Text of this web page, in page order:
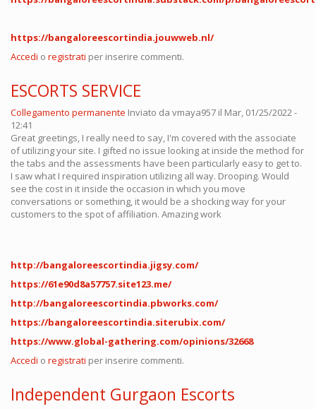
https://bangaloreescortindia.jouwweb.nl/
Accedi o registrati per inserire commenti.
ESCORTS SERVICE
Collegamento permanente Inviato da vmaya957 il Mar, 01/25/2022 -
12:41
Great greetings, I really need to say, I'm covered with the associate
of utilizing your site. I gifted no issue looking at inside the method for
the tabs and the assessments have been particularly easy to get to.
I saw what I required inspiration utilizing all way. Drooping. Would
see the cost in it inside the occasion in which you move
conversations or something, it would be a shocking way for your
customers to the spot of affiliation. Amazing work
http://bangaloreescortindia.jigsy.com/
https://61e90d8a57757.site123.me/
http://bangaloreescortindia.pbworks.com/
https://bangaloreescortindia.siterubix.com/
https://www.global-gathering.com/opinions/32668
Accedi o registrati per inserire commenti.
Independent Gurgaon Escorts